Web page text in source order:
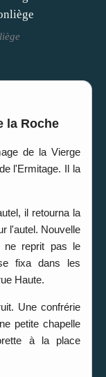
la Roche
de la Vierge
l'Ermitage. Il la
il retourna la
l'autel. Nouvelle
ne reprit pas le
fixa dans les
Haute.
Une confrérie
petite chapelle
à la place